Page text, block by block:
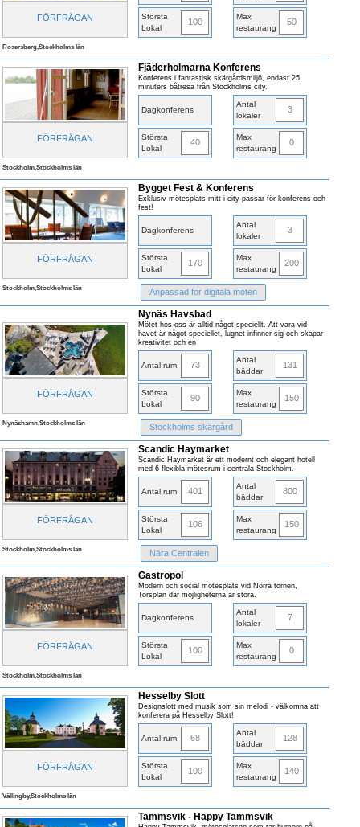
FÖRFRÅGAN
Största
Lokal
100
Max
restaurang
50
Rosersberg,Stockholms län
FÖRFRÅGAN
Fjäderholmarna Konferens
Konferens i fantastisk skärgårdsmiljö, endast 25
minuters båtresa från Stockholms city.
Dagkonferens
Antal
lokaler
3
Största
Lokal
40
Max
restaurang
0
Stockholm,Stockholms län
FÖRFRÅGAN
Bygget Fest & Konferens
Exklusiv mötesplats mitt i city passar för konferens och
fest!
Dagkonferens
Antal
lokaler
3
Största
Lokal
170
Max
restaurang
200
Stockholm,Stockholms län Anpassad för digitala möten
FÖRFRÅGAN
Nynäs Havsbad
Mötet hos oss är alltid något speciellt. Att vara vid
havet är något speciellet, lugnet infinner sig och skapar
kreativitet och en
Antal rum 73
Antal
bäddar
131
Största
Lokal
90
Max
restaurang
150
Nynäshamn,Stockholms län Stockholms skärgård
FÖRFRÅGAN
Scandic Haymarket
Scandic Haymarket är ett modernt och elegant hotell
med 6 flexibla mötesrum i centrala Stockholm.
Antal rum 401
Antal
bäddar
800
Största
Lokal
106
Max
restaurang
150
Stockholm,Stockholms län Nära Centralen
FÖRFRÅGAN
Gastropol
Modern och social mötesplats vid Norra tornen,
Torsplan där möjligheterna är stora.
Dagkonferens
Antal
lokaler
7
Största
Lokal
100
Max
restaurang
0
Stockholm,Stockholms län
FÖRFRÅGAN
Hesselby Slott
Designslott med musik som sin melodi - välkomna att
konferera på Hesselby Slott!
Antal rum 68
Antal
bäddar
128
Största
Lokal
100
Max
restaurang
140
Vällingby,Stockholms län
Tammsvik - Happy Tammsvik